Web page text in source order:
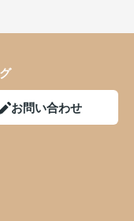
お問い合わせ